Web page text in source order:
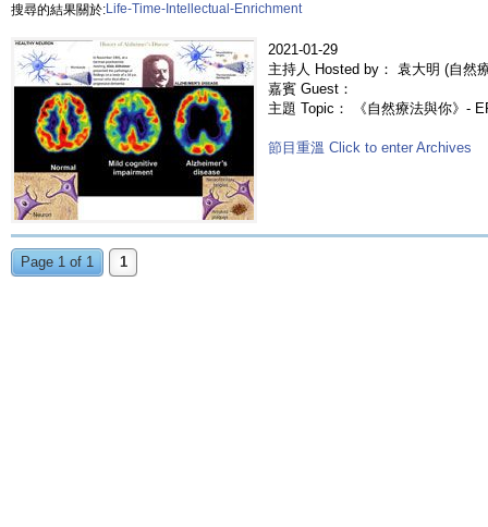
搜尋的結果關於:Life-Time-Intellectual-Enrichment
2021-01-29
主持人 Hosted by： 袁大明 (自然
嘉賓 Guest：
主題 Topic： 《自然療法與你》-
節目重溫 Click to enter Archives
Page 1 of 1 1